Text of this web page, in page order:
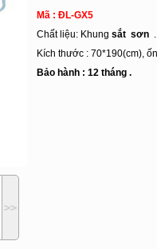
>>
Mã : ĐL-GX5
Chất liệu: Khung sắt sơn .
Kích thước : 70*190(cm),
Bảo hành : 12 tháng .